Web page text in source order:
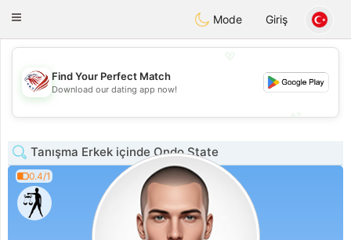
Dating
Toggle
Mode Giriş
💖
Find Your Perfect Match
Download our dating app now!
Tanışma Erkek içinde Ondo State
0.4/1